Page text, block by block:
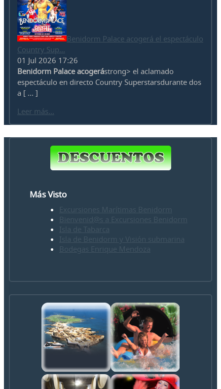
Benidorm Palace acogerá el espectáculo
Country Sup...
01 Jul 2026 17:26
Benidorm Palace acogerástrong> el aclamado
espectáculo en directo Country Superstarsdurante dos
a [ ... ]
Leer más...
Más Visto
Excursiones Marítimas Benidorm
Bienvenid@s a Excursiones Benidorm
Isla de Tabarca
Isla de Benidorm y Visión submarina
Bodegas Enrique Mendoza